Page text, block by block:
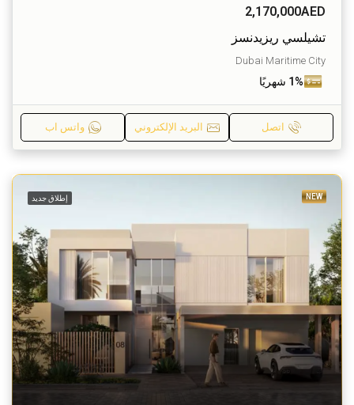
2,170,000AED
تشيلسي ريزيدنسز
Dubai Maritime City
1% شهريًا
اتصل البريد الإلكتروني واتس اب
NEW إطلاق جديد